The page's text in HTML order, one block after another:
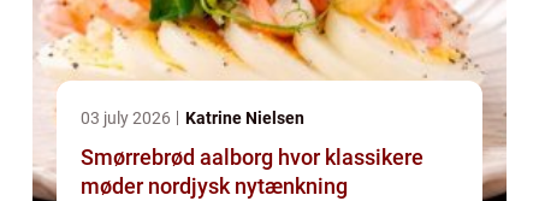
03 july 2026 Katrine Nielsen
Smørrebrød aalborg hvor klassikere
møder nordjysk nytænkning